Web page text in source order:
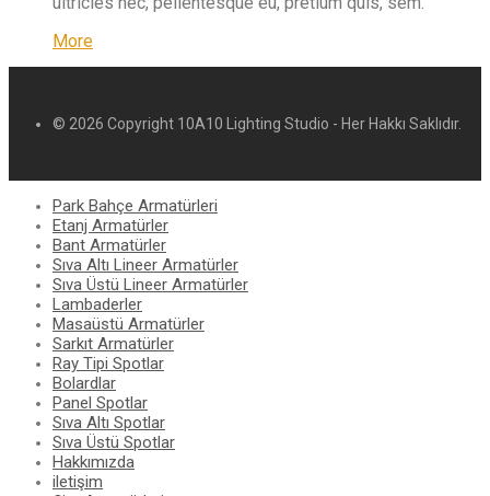
More
© 2026 Copyright 10A10 Lighting Studio - Her Hakkı Saklıdır.
Park Bahçe Armatürleri
Etanj Armatürler
Bant Armatürler
Sıva Altı Lineer Armatürler
Sıva Üstü Lineer Armatürler
Lambaderler
Masaüstü Armatürler
Sarkıt Armatürler
Ray Tipi Spotlar
Bolardlar
Panel Spotlar
Sıva Altı Spotlar
Sıva Üstü Spotlar
Hakkımızda
iletişim